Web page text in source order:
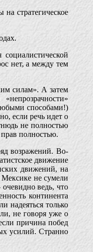
стратегическое
нет, а между тем
силам». А затем
способами!)
если речь идет о
не полностью
полностью.
возражений. Во-
движение
движений, на
Мексике не сумели
ведь, что
континента
надеяться только
не говоря уже о
причина побед
усилий. Странно